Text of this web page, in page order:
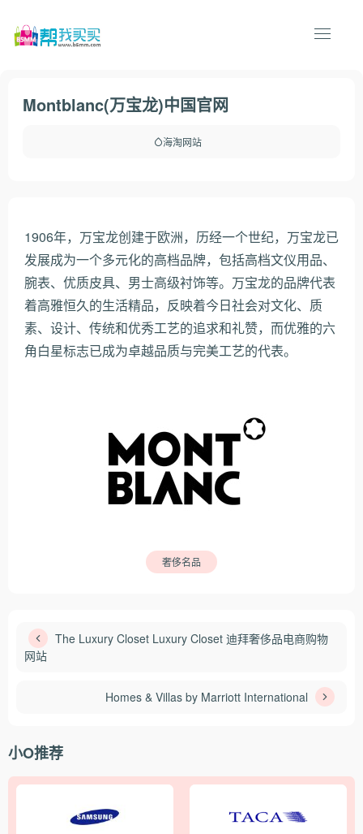
Montblanc(万宝龙)中国官网
海淘网站
1906年，万宝龙创建于欧洲，历经一个世纪，万宝龙已
发展成为一个多元化的高档品牌，包括高档文仪用品、
腕表、优质皮具、男士高级衬饰等。万宝龙的品牌代表
着高雅恒久的生活精品，反映着今日社会对文化、质
素、设计、传统和优秀工艺的追求和礼赞，而优雅的六
角白星标志已成为卓越品质与完美工艺的代表。
奢侈名品
The Luxury Closet Luxury Closet 迪拜奢侈品电商购物
网站
Homes & Villas by Marriott International
小O推荐